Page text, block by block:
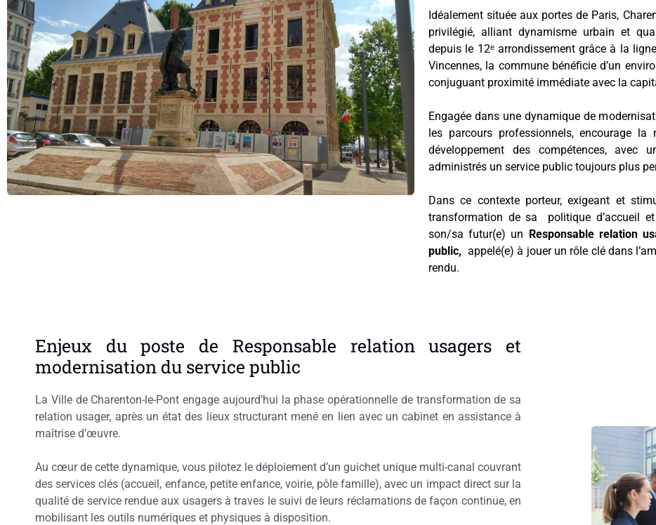
Idéalement située aux portes de Paris,
privilégié, alliant dynamisme urbain et
depuis le 12ᵉ arrondissement grâce à la
Vincennes, la commune bénéficie d’un
conjuguant proximité immédiate avec la
Engagée dans une dynamique de
les parcours professionnels, encourage
développement des compétences,
administrés un service public toujours plus
Dans ce contexte porteur, exigeant et
transformation de sa
politique d’accueil
son/sa futur(e) un Responsable relation
public, appelé(e) à jouer un rôle clé dans
rendu.
Enjeux du poste de Responsable relation usagers et
modernisation du service public
La Ville de Charenton-le-Pont engage aujourd’hui la phase opérationnelle de transformation de sa
relation usager, après un état des lieux structurant mené en lien avec un cabinet en assistance à
maîtrise d’œuvre.
Au cœur de cette dynamique, vous pilotez le déploiement d’un guichet unique multi-canal couvrant
des services clés (accueil, enfance, petite enfance, voirie, pôle famille), avec un impact direct sur la
qualité de service rendue aux usagersà traves le suivi de leurs réclamations de façon continue, en
mobilisant les outils numériques et physiques à disposition.